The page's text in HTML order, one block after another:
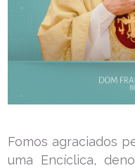
Fomos agraciados
uma Encíclica,